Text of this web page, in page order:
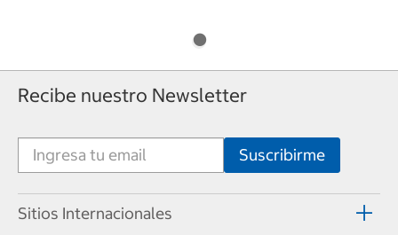
Recibe nuestro Newsletter
Sitios Internacionales